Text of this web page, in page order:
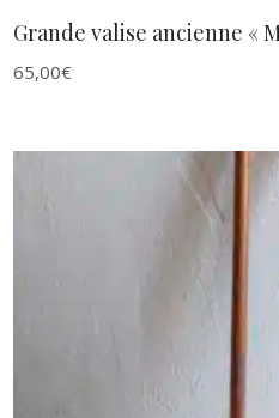
Grande valise ancienne «
65,00€
AJOUTER